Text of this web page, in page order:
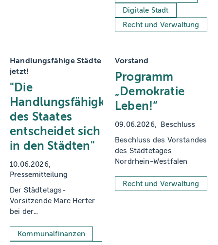
Mitgliederversammlung in
Oberhausen.
Digitale Stadt
Recht und Verwaltung
Handlungsfähige Städte
jetzt!
"Die
Handlungsfähigkeit
des Staates
entscheidet sich
in den Städten"
10.06.2026
Pressemitteilung
Der Städtetags-
Vorsitzende Marc Herter
bei der
Oberhausen
Kommunalfinanzen
Vorstand
Programm
„Demokratie
Leben!“
09.06.2026 Beschluss
Beschluss des Vorstandes
des Städtetages
Nordrhein-Westfalen
Recht und Verwaltung